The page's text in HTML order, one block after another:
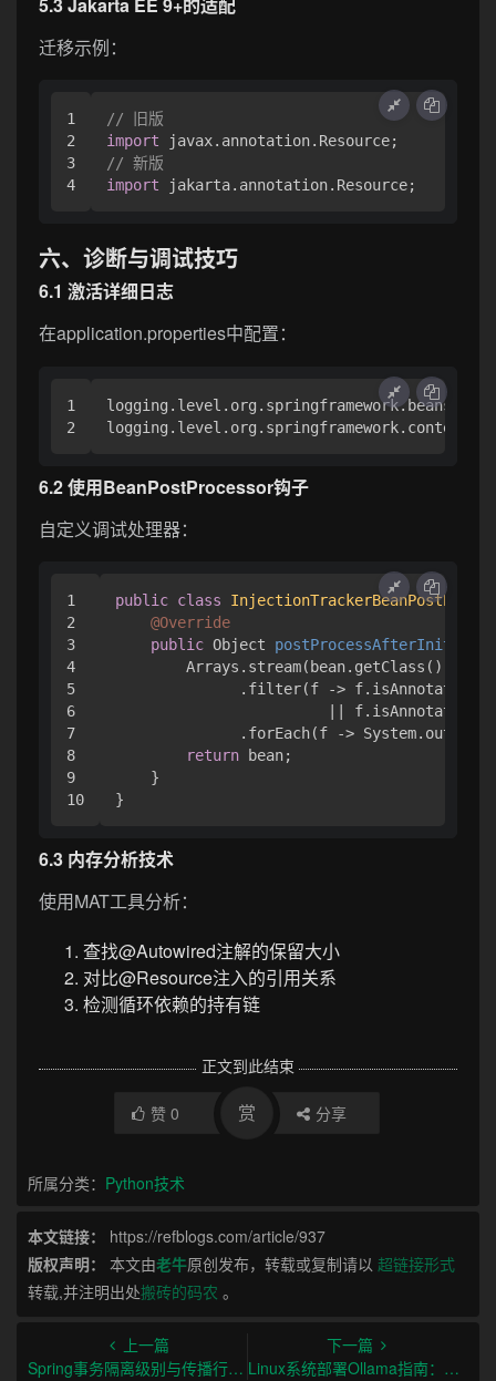
迁移示例：
1
2
3
// 旧版
import
// 新版
import
六、诊断与调试技巧
6.1 激活详细日志
在application.properties中配置：
1
6.2 使用BeanPostProcessor钩子
自定义调试处理器：
1
2
3
4
5
6
7
8
9
public class
@Override
public Object
.filter(f ->
||
.forEach(f ->
return bean;
    }
6.3 内存分析技术
使用MAT工具分析：
查找@Autowired注解的保留大小
对比@Resource注入的引用关系
检测循环依赖的持有链
正文到此结束
赞 0 赏 分享
所属分类： Python技术
本文链接：
https://refblogs.com/article/937
版权声明：
本文由老牛原创发布，转载或复制请以 超链接形式
转载,并注明出处搬砖的码农 。
上一篇
Spring事务隔离级别与传播行为及最佳实践
下一篇
Linux系统部署Ollama指南：从安装到生产环境实践